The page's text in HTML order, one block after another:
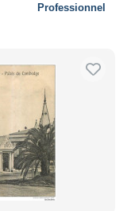
Professionnel